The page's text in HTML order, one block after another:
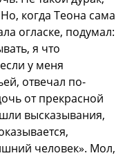
когда Теона сама
огласке, подумал:
я что
у меня
отвечал по-
от прекрасной
высказывания,
человек». Мол,